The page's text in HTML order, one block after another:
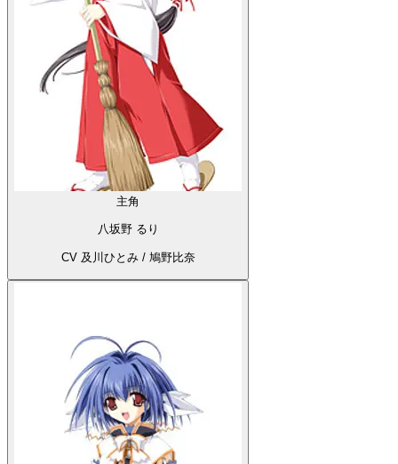
主角
八坂野 るり
CV 及川ひとみ / 鳩野比奈